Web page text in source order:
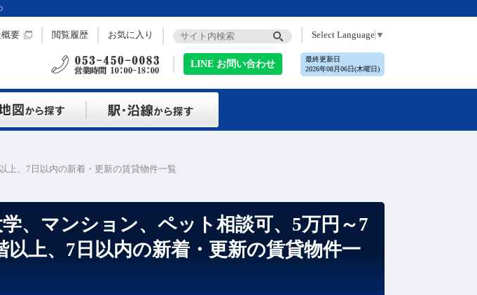
要 閲覧履歴 お気に入り Select Language ▼
LINE お問い合わせ
最終更新日
2026年08月06日(木曜日)
上、7日以内の新着・更新の賃貸物件一覧
、マンション、ペット相談可、5万円～7
以上、7日以内の新着・更新の賃貸物件一